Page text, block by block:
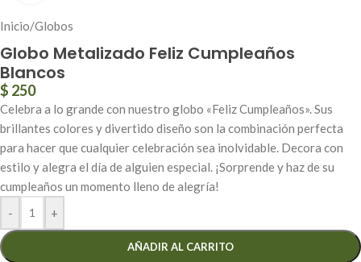
Inicio/Globos
Globo Metalizado Feliz Cumpleaños
Blancos
$ 250
Celebra a lo grande con nuestro globo «Feliz Cumpleaños». Sus
brillantes colores y divertido diseño son la combinación perfecta
para hacer que cualquier celebración sea inolvidable. Decora con
estilo y alegra el día de alguien especial. ¡Sorprende y haz de su
cumpleaños un momento lleno de alegría!
-
+
AÑADIR AL CARRITO